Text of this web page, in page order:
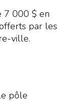
7 000 $ en
par les
ville.
pôle